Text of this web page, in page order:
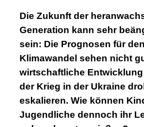
Die Zukunft der
Generation kann sehr
sein: Die Prognosen für den
Klimawandel sehen nicht
wirtschaftliche
der Krieg in der Ukraine
eskalieren. Wie können
Jugendliche dennoch ihr